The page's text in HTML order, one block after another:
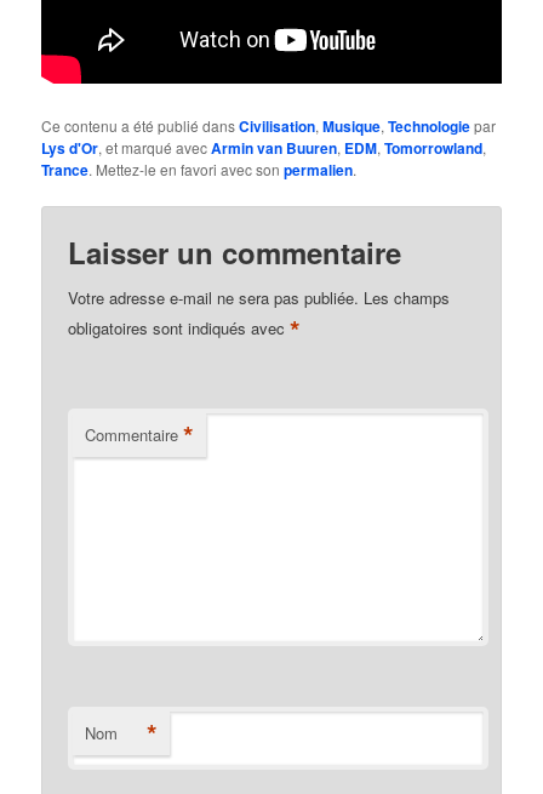
Ce contenu a été publié dansCivilisation,Musique,Technologiepar
Lys d'Or, et marqué avecArmin van Buuren, EDM,Tomorrowland,
Trance. Mettez-le en favori avec sonpermalien.
Laisser un commentaire
Votre adresse e-mail ne sera pas publiée. Les champs
obligatoires sont indiqués avec*
Commentaire *
Nom *